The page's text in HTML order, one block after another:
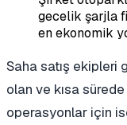
gecelik şarjla
en ekonomik
Saha satış ekipleri
olan ve kısa
operasyonlar için